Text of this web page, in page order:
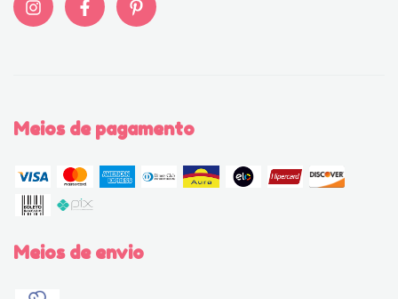
Meios de pagamento
Meios de envio